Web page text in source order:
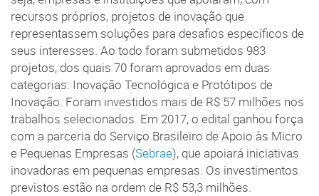
recursos próprios, projetos de inovação que
representassem soluções para desafios específicos de
seus interesses. Ao todo foram submetidos 983
projetos, dos quais 70 foram aprovados em duas
categorias: Inovação Tecnológica e Protótipos de
Inovação. Foram investidos mais de R$ 57 milhões nos
trabalhos selecionados. Em 2017, o edital ganhou força
com a parceria do Serviço Brasileiro de Apoio às Micro
e Pequenas Empresas (Sebrae), que apoiará iniciativas
inovadoras em pequenas empresas. Os investimentos
previstos estão na ordem de R$ 53,3 milhões.